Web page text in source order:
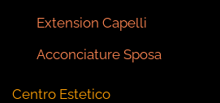
Extension Capelli
Acconciature Sposa
Centro Estetico